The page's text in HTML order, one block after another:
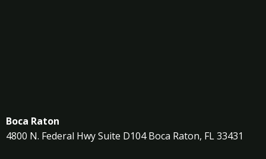
Boca Raton
4800 N. Federal Hwy Suite D104 Boca Raton, FL 33431